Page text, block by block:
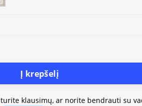
Į krepšelį
klausimų, ar norite bendrauti su